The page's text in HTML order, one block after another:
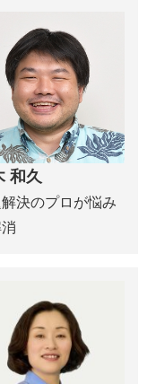
和久
決のプロが悩み